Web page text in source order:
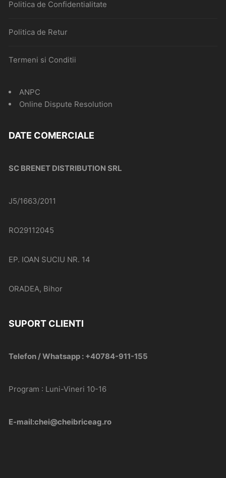
Politica de Confidentialitate
Politica de Retur
Termeni si Conditii
ANPC
Online Dispute Resolution
DATE COMERCIALE
SC BRENET DISTRIBUTION SRL
J5/1663/2011
RO29112045
EP. IOAN SUCIU NR. 14
ORADEA, Bihor
SUPORT CLIENTI
Telefon / Whatsapp : +40784-911-155
Program : Luni-Vineri 10-16
E-mail:chei@cheibriceag.ro